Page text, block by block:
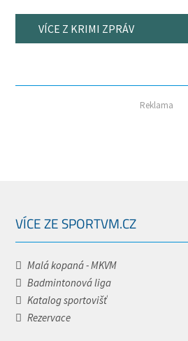
VÍCE Z KRIMI ZPRÁV
Reklama
VÍCE ZE SPORTVM.CZ
Malá kopaná - MKVM
Badmintonová liga
Katalog sportovišť
Rezervace